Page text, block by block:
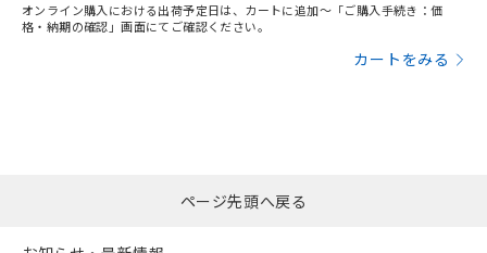
オンライン購入における出荷予定日は、カートに追加～「ご購入手続き：価
格・納期の確認」画面にてご確認ください。
カートをみる
ページ先頭へ戻る